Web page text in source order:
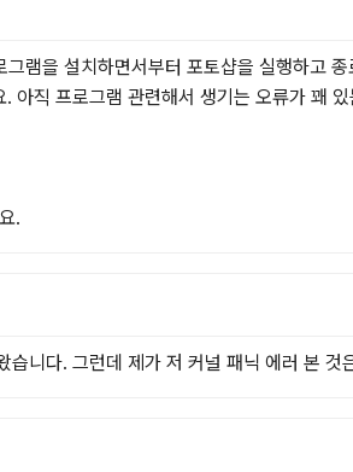
램을 설치하면서부터 포토샵을 실행하고
직 프로그램 관련해서 생기는 오류가 꽤
.
다. 그런데 제가 저 커널 패닉 에러 본 것